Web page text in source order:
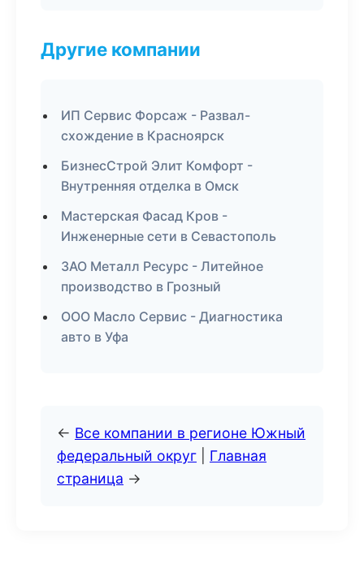
Другие компании
ИП Сервис Форсаж - Развал-
схождение в Красноярск
БизнесСтрой Элит Комфорт -
Внутренняя отделка в Омск
Мастерская Фасад Кров -
Инженерные сети в Севастополь
ЗАО Металл Ресурс - Литейное
производство в Грозный
ООО Масло Сервис - Диагностика
авто в Уфа
← Все компании в регионе Южный
федеральный округ
Главная
страница →